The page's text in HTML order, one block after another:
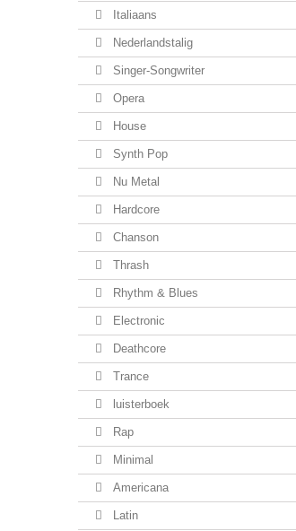
Italiaans
Nederlandstalig
Singer-Songwriter
Opera
House
Synth Pop
Nu Metal
Hardcore
Chanson
Thrash
Rhythm & Blues
Electronic
Deathcore
Trance
luisterboek
Rap
Minimal
Americana
Latin